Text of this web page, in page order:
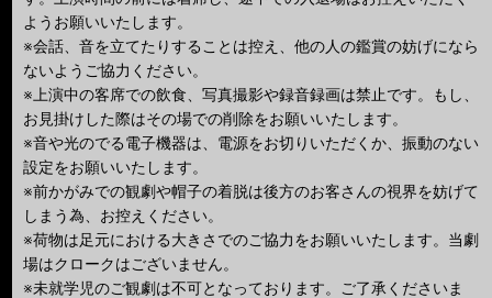
ようお願いいたします。
※会話、音を立てたりすることは控え、他の人の鑑賞の妨げになら
ないようご協力ください。
※上演中の客席での飲食、写真撮影や録音録画は禁止です。もし、
お見掛けした際はその場での削除をお願いいたします。
※音や光のでる電子機器は、電源をお切りいただくか、振動のない
設定をお願いいたします。
※前かがみでの観劇や帽子の着脱は後方のお客さんの視界を妨げて
しまう為、お控えください。
※荷物は足元における大きさでのご協力をお願いいたします。当劇
場はクロークはございません。
※未就学児のご観劇は不可となっております。ご了承くださいま